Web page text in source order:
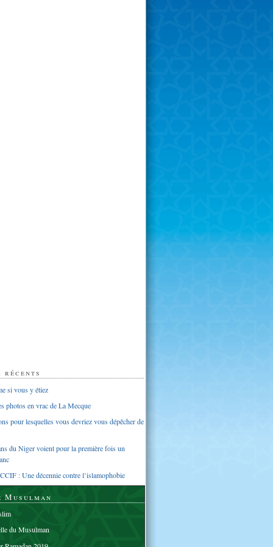
si vous y étiez
photos en vrac de La Mecque
pour lesquelles vous devriez vous dépêcher de
du Niger voient pour la première fois un
: Une décennie contre l’islamophobie
Musulman
du Musulman